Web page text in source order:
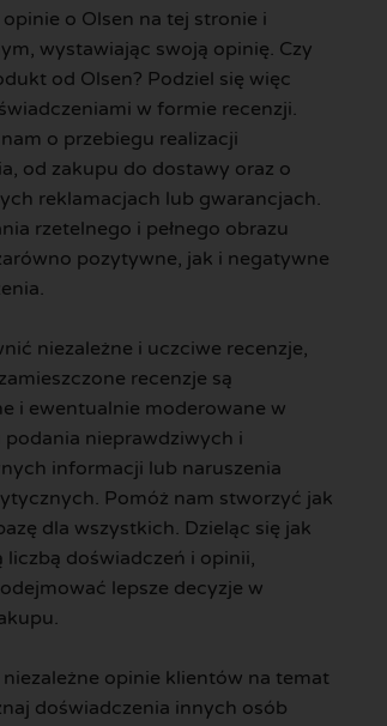
o Olsen na tej stronie i
wystawiając swoją opinię. Czy
od Olsen? Podziel się więc
w formie recenzji.
o przebiegu realizacji
od zakupu do dostawy oraz o
reklamacjach lub gwarancjach.
rzetelnego i pełnego obrazu
pozytywne, jak i negatywne
niezależne i uczciwe recenzje,
recenzje są
i ewentualnie moderowane w
podania nieprawdziwych i
informacji lub naruszenia
Pomóż nam stworzyć jak
dla wszystkich. Dzieląc się jak
liczbą doświadczeń i opinii,
lepsze decyzje w
niezależne opinie klientów na temat
doświadczenia innych osób